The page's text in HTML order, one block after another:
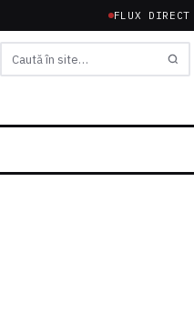
FLUX DIRECT
Caută